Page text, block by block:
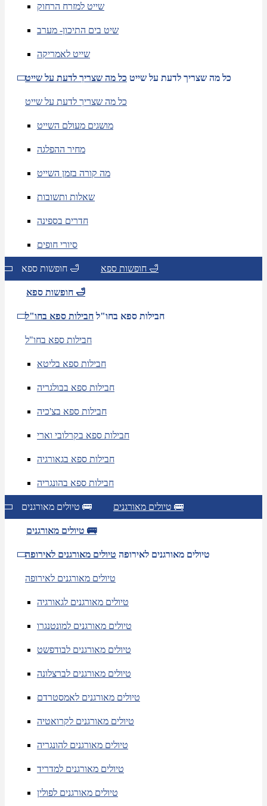
שייט למזרח הרחוק
שיט בים התיכון- מערב
שייט לאמריקה
כל מה שצריך לדעת על שייט כל מה שצריך לדעת על שייט
כל מה שצריך לדעת על שייט
מושגים מעולם השייט
מחיר ההפלגה
מה קורה בזמן השייט
שאלות ותשובות
חדרים בספינה
סיורי חופים
חופשות ספא 🛁 חופשות ספא 🛁
חופשות ספא 🛁
חבילות ספא בחו"ל חבילות ספא בחו"ל
חבילות ספא בחו"ל
חבילות ספא בליטא
חבילות ספא בבולגריה
חבילות ספא בצ'כיה
חבילות ספא בקרלובי וארי
חבילות ספא בגאורגיה
חבילות ספא בהונגריה
טיולים מאורגנים 🚌 טיולים מאורגנים 🚌
טיולים מאורגנים 🚌
טיולים מאורגנים לאירופה טיולים מאורגנים לאירופה
טיולים מאורגנים לאירופה
טיולים מאורגנים לגאורגיה
טיולים מאורגנים למונטנגרו
טיולים מאורגנים לבודפשט
טיולים מאורגנים לברצלונה
טיולים מאורגנים לאמסטרדם
טיולים מאורגנים לקרואטיה
טיולים מאורגנים להונגריה
טיולים מאורגנים למדריד
טיולים מאורגנים לפולין